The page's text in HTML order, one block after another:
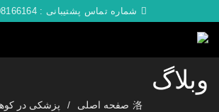
شماره تماس پشتیبانی :
وبلاگ
صفحه اصلی پزشکی در